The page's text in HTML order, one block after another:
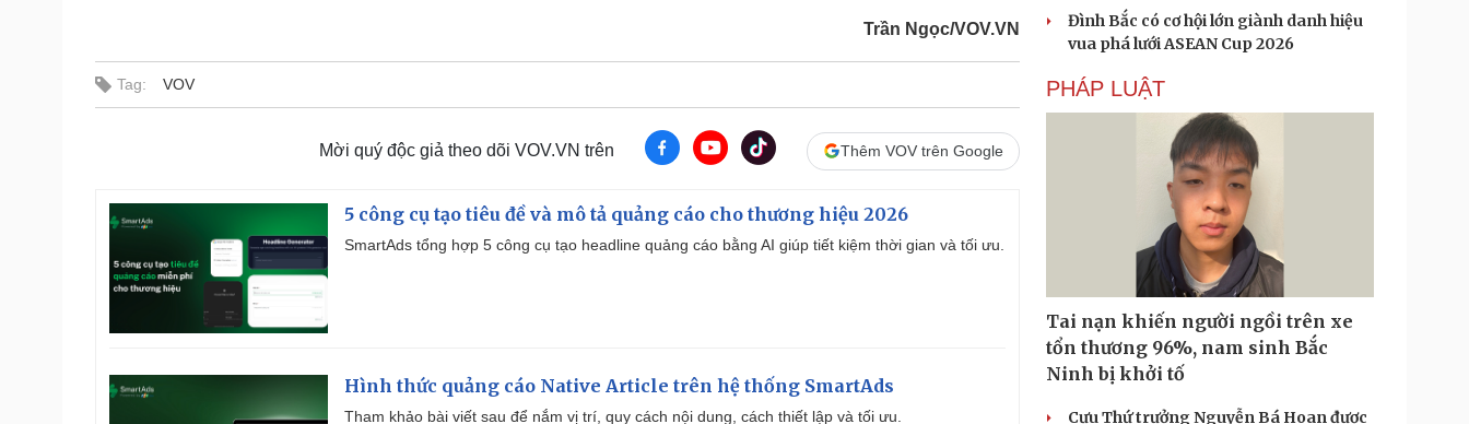
Trần Ngọc/VOV.VN
Tag: VOV
Mời quý độc giả theo dõi VOV.VN trên Thêm VOV trên Google
5 công cụ tạo tiêu đề và mô tả quảng cáo cho thương hiệu 2026
SmartAds tổng hợp 5 công cụ tạo headline quảng cáo bằng AI giúp tiết kiệm thời gian và tối ưu.
Hình thức quảng cáo Native Article trên hệ thống SmartAds
Tham khảo bài viết sau để nắm vị trí, quy cách nội dung, cách thiết lập và tối ưu.
Đình Bắc có cơ hội lớn giành danh hiệu
vua phá lưới ASEAN Cup 2026
PHÁP LUẬT
Tai nạn khiến người ngồi trên xe
tổn thương 96%, nam sinh Bắc
Ninh bị khởi tố
Cựu Thứ trưởng Nguyễn Bá Hoan được